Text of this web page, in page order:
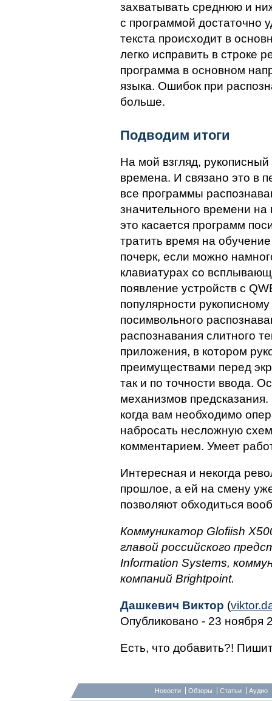
захватывать среднюю и
с программой достаточно
текста происходит в
легко исправить в строке
программа в основном
языка. Ошибок при
больше.
Подводим итоги
На мой взгляд,
времена. И связано это в
все программы
значительного времени
это касается программ
тратить время на
почерк, если можно
клавиатурах со
появление устройств с
популярности
посимвольного
распознавания слитного
приложения, в котором
преимуществами перед
так и по точности ввода.
механизмов
когда вам необходимо
набросать несложную
комментарием. Умеет
Интересная и некогда
прошлое, а ей на смену
позволяют обходиться
Коммуникатор Glofiish
главой российского
Information Systems,
компаний Brightpoint.
Дашкевич Виктор (
Опубликовано - 23 ноября
Есть, что добавить?!
Новости Обзоры Статьи Аудио